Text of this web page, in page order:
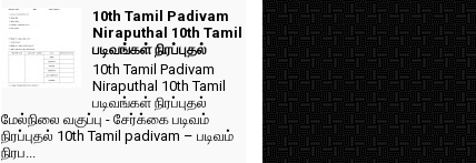
10th Tamil Padivam
Niraputhal 10th Tamil
படிவங்கள் நிரப்புதல்
10th Tamil Padivam
Niraputhal 10th Tamil
படிவங்கள் நிரப்புதல்
மேல்நிலை வகுப்பு - சேர்க்கை படிவம்
நிரப்புதல் 10th Tamil padivam – படிவம்
நிரப...